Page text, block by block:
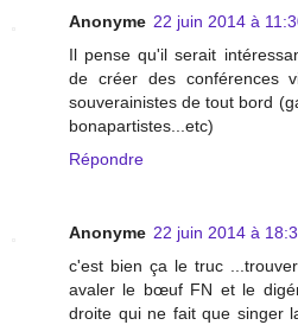
Anonyme 22 juin 2014 à
Il pense qu'il serait
de créer des conférences
souverainistes de tout bord
bonapartistes...etc)
Répondre
Anonyme 22 juin 2014 à
c'est bien ça le truc
avaler le bœuf FN et le
droite qui ne fait que singer